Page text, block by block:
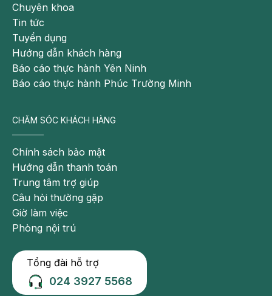
Chuyên khoa
Tin tức
Tuyển dụng
Hướng dẫn khách hàng
Báo cáo thực hành Yên Ninh
Báo cáo thực hành Phúc Trường Minh
CHĂM SÓC KHÁCH HÀNG
Chính sách bảo mật
Hướng dẫn thanh toán
Trung tâm trợ giúp
Câu hỏi thường gặp
Giờ làm việc
Phòng nội trú
Tổng đài hỗ trợ
024 3927 5568